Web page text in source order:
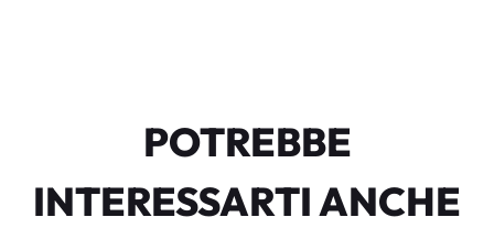
POTREBBE
INTERESSARTI ANCHE